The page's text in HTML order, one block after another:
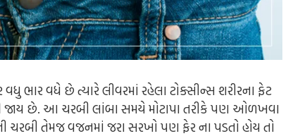
વધુ ભાર વધે છે ત્યારે લીવરમાં રહેલા ટોક્સીન્સ શરીરના ફેટ
જાય છે. આ ચરબી લાંબા સમયે મોટાપા તરીકે પણ ઓળખવા
ચરબી તેમજ વજનમાં જરા સરખો પણ ફેર ના પડતો હોય તો